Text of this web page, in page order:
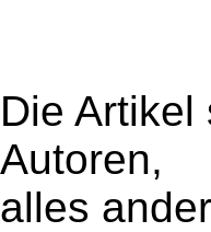
Die
Autoren,
alles